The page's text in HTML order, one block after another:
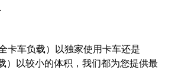
卡车负载）以独家使用卡车还是
）以较小的体积，我们都为您提供最